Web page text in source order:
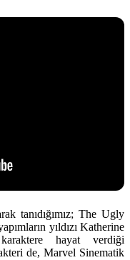
tanıdığımız; The Ugly
yıldızı Katherine
hayat verdiği
de, Marvel Sinematik